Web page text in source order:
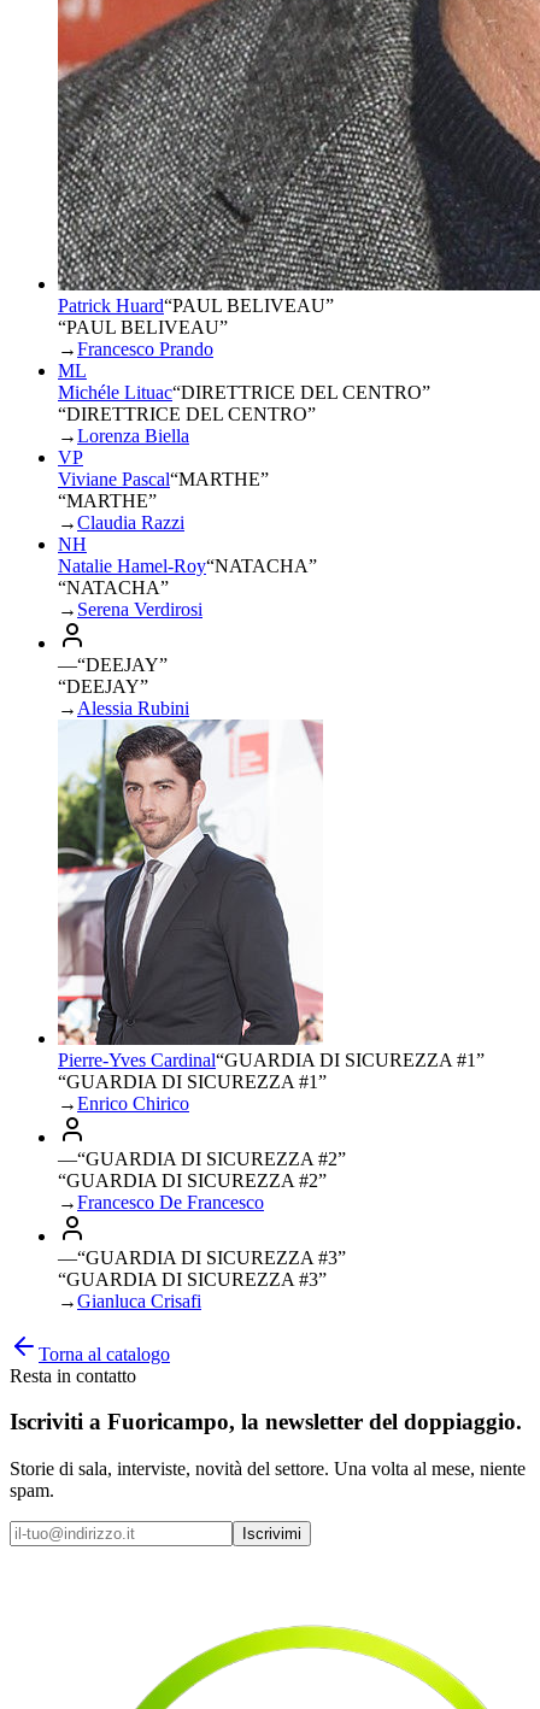
Patrick Huard“PAUL BELIVEAU”
“PAUL BELIVEAU”
→Francesco Prando
ML
Michéle Lituac“DIRETTRICE DEL CENTRO”
“DIRETTRICE DEL CENTRO”
→Lorenza Biella
VP
Viviane Pascal“MARTHE”
“MARTHE”
→Claudia Razzi
NH
Natalie Hamel-Roy“NATACHA”
“NATACHA”
→ Serena Verdirosi
—“DEEJAY”
“DEEJAY”
→ Alessia Rubini
Pierre-Yves Cardinal“GUARDIA DI SICUREZZA #1”
“GUARDIA DI SICUREZZA #1”
→Enrico Chirico
—“GUARDIA DI SICUREZZA #2”
“GUARDIA DI SICUREZZA #2”
→Francesco De Francesco
—“GUARDIA DI SICUREZZA #3”
“GUARDIA DI SICUREZZA #3”
→Gianluca Crisafi
Torna al catalogo
Resta in contatto
Iscriviti a Fuoricampo, la newsletter del doppiaggio.
Storie di sala, interviste, novità del settore. Una volta al mese, niente
spam.
Iscrivimi